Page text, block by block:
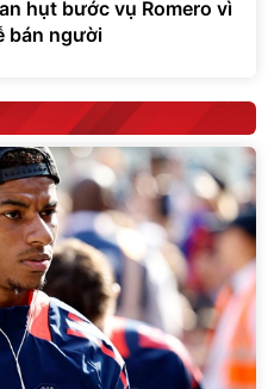
hụt bước vụ Romero vì
bán người